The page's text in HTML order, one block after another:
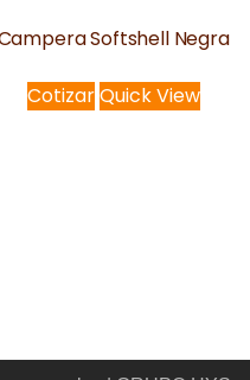
Softshell Negra
CotizarQuick View